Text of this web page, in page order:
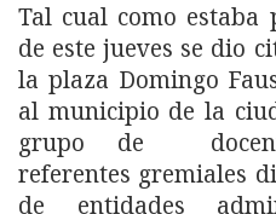
Tal cual como
de este jueves se dio
la plaza Domingo
al municipio de la
grupo de
referentes gremiales
de entidades